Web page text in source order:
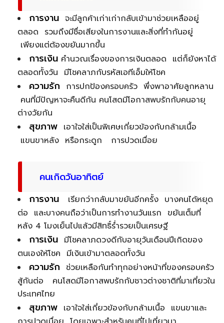
การงาน จะมีลูกค้าเก่าเก่ากลับเข้ามาช่วยเหลืออยู่
ตลอด รวมถึงมีชื่อเสียงในการงานและสิ่งที่ทำกันอยู่
เพียงแต่ต้องขยันมากขึ้น
การเงิน คำนวณเรื่องของการเงินตลอด แต่ก็ยังหาได้
ตลอดทั้งวัน มีโชคลาภกับรหัสเอทีเอ็มให้โชค
ความรัก การปกป้องครอบครัว พึ่งพาอาศัยลูกหลาน
คนที่มีปัญหาจะคืนดีกัน คนโสดมีโอกาสพบรักกับคนอายุ
ต่างวัยกัน
สุขภาพ เอาใจใส่เป็นพิเศษเกี่ยวข้องกับกล้ามเนื้อ
แขนขาหลัง หรือกระดูก การปวดเมื่อย
คนเกิดวันอาทิตย์
การงาน
เรียกว่ากลับมาขยันอีกครั้ง บางคนได้หยุด
ต่อ และบางคนถือว่าเป็นการทำงานวันแรก ขยันเต็มที่
หลัง 4 โมงเย็นไปแล้วมีสิทธิ์ร่ำรวยเป็นเศรษฐี
การเงิน มีโชคลาภดวงดีกับอายุวันเดือนปีเกิดของ
ตนเองให้โชค มีเงินเข้ามาตลอดทั้งวัน
ความรัก ช่วยเหลือกันทำทุกอย่างหน้าที่ของครอบครัว
สู้กันต่อ คนโสดมีโอกาสพบรักกับชาวต่างชาติที่มาเที่ยวใน
ประเทศไทย
สุขภาพ เอาใจใส่เกี่ยวข้องกับกล้ามเนื้อ แขนขาและ